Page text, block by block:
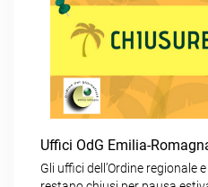
Uffici OdG Emilia-
Gli uffici dell’Ordine regionale